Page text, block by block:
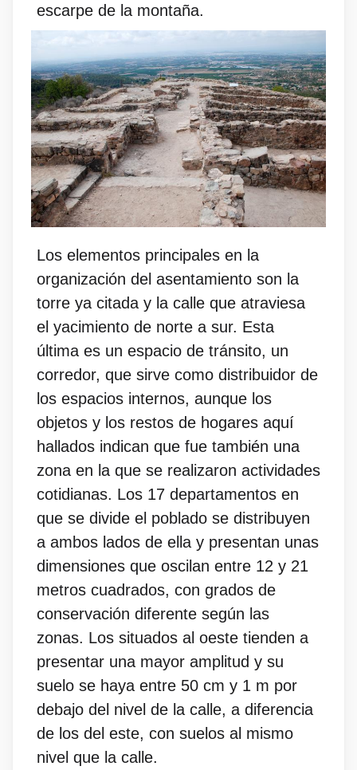
escarpe de la montaña.
Los elementos principales en la
organización del asentamiento son la
torre ya citada y la calle que atraviesa
el yacimiento de norte a sur. Esta
última es un espacio de tránsito, un
corredor, que sirve como distribuidor de
los espacios internos, aunque los
objetos y los restos de hogares aquí
hallados indican que fue también una
zona en la que se realizaron actividades
cotidianas. Los 17 departamentos en
que se divide el poblado se distribuyen
a ambos lados de ella y presentan unas
dimensiones que oscilan entre 12 y 21
metros cuadrados, con grados de
conservación diferente según las
zonas. Los situados al oeste tienden a
presentar una mayor amplitud y su
suelo se haya entre 50 cm y 1 m por
debajo del nivel de la calle, a diferencia
de los del este, con suelos al mismo
nivel que la calle.